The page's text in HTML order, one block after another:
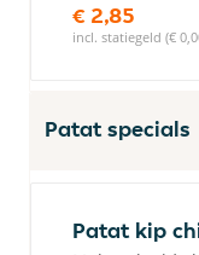
€ 2,85
incl. statiegeld (€
Patat specials
Patat kip